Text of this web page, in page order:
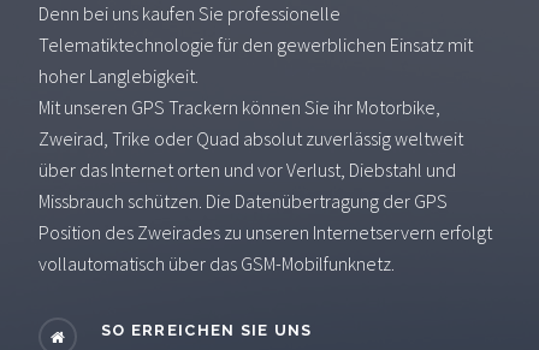
Denn bei uns kaufen Sie professionelle
Telematiktechnologie für den gewerblichen Einsatz mit
hoher Langlebigkeit.
Mit unseren GPS Trackern können Sie ihr Motorbike,
Zweirad, Trike oder Quad absolut zuverlässig weltweit
über das Internet orten und vor Verlust, Diebstahl und
Missbrauch schützen. Die Datenübertragung der GPS
Position des Zweirades zu unseren Internetservern erfolgt
vollautomatisch über das GSM-Mobilfunknetz.
SO ERREICHEN SIE UNS